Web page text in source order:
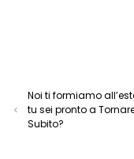
Noi ti formiamo
tu sei pronto a
Subito?